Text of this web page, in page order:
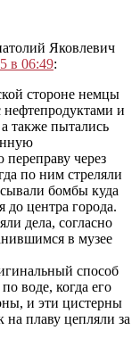
Яковлевич
в 06:49:
стороне немцы
и
также пытались
через
по ним стреляли
бомбы куда
до центра города.
дела, согласно
в музее
способ
воде, когда его
и эти цистерны
на плаву цепляли за